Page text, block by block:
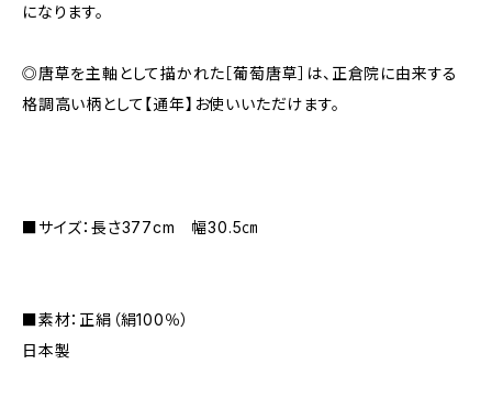
になります。
◎唐草を主軸として描かれた［葡萄唐草］は、正倉院に由来する
格調高い柄として【通年】お使いいただけます。
■サイズ：長さ377cm 幅30.5㎝
■素材：正絹（絹100％）
日本製